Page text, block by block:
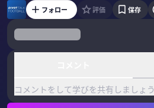
フォロー 評価 保存
コメントをして学びを共有しましょう